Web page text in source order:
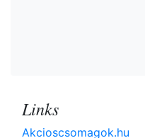
Links
Akcioscsomagok.hu